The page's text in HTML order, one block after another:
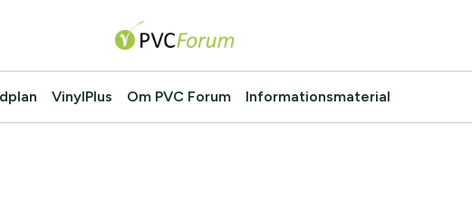
VinylPlus Om PVC Forum Informationsmaterial